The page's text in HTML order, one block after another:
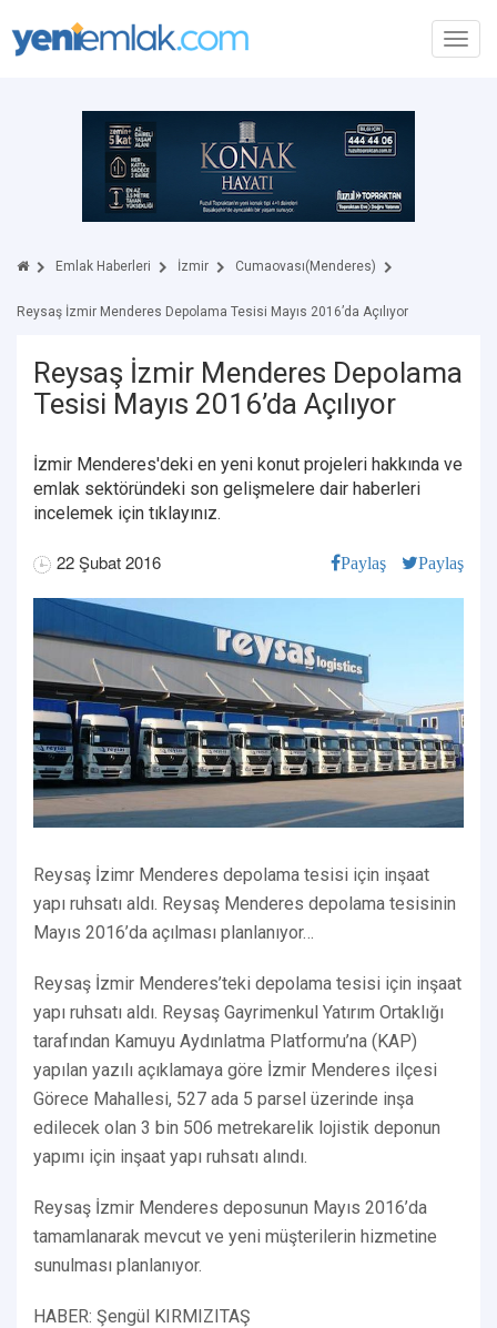
Emlak Haberleri İzmir Cumaovası(Menderes)
Reysaş İzmir Menderes Depolama Tesisi Mayıs 2016’da Açılıyor
Reysaş İzmir Menderes Depolama
Tesisi Mayıs 2016’da Açılıyor
İzmir Menderes'deki en yeni konut projeleri hakkında ve
emlak sektöründeki son gelişmelere dair haberleri
incelemek için tıklayınız.
22 Şubat 2016 Paylaş Paylaş
Reysaş İzimr Menderes depolama tesisi için inşaat
yapı ruhsatı aldı. Reysaş Menderes depolama tesisinin
Mayıs 2016’da açılması planlanıyor…
Reysaş İzmir Menderes’teki depolama tesisi için inşaat
yapı ruhsatı aldı. Reysaş Gayrimenkul Yatırım Ortaklığı
tarafından Kamuyu Aydınlatma Platformu’na (KAP)
yapılan yazılı açıklamaya göre İzmir Menderes ilçesi
Görece Mahallesi, 527 ada 5 parsel üzerinde inşa
edilecek olan 3 bin 506 metrekarelik lojistik deponun
yapımı için inşaat yapı ruhsatı alındı.
Reysaş İzmir Menderes deposunun Mayıs 2016’da
tamamlanarak mevcut ve yeni müşterilerin hizmetine
sunulması planlanıyor.
HABER: Şengül KIRMIZITAŞ